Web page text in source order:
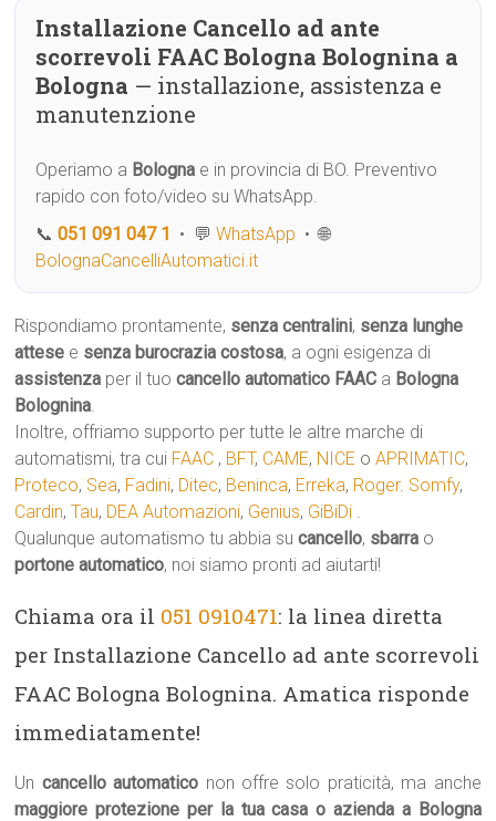
Installazione Cancello ad ante
scorrevoli FAAC Bologna Bolognina a
Bologna — installazione, assistenza e
manutenzione
Operiamo a Bologna e in provincia di BO. Preventivo
rapido con foto/video su WhatsApp.
📞051 091 047 1 • 💬WhatsApp • 🌐
BolognaCancelliAutomatici.it
Rispondiamo prontamente, senza centralini, senza lunghe
attese e senza burocrazia costosa, a ogni esigenza di
assistenza per il tuocancello automatico FAAC a Bologna
Bolognina.
Inoltre, offriamo supporto per tutte le altre marche di
automatismi, tra cui FAAC , BFT, CAME, NICE oAPRIMATIC,
Proteco, Sea, Fadini, Ditec, Beninca, Erreka, Roger. Somfy,
Cardin,Tau, DEA Automazioni, Genius, GiBiDi .
Qualunque automatismo tu abbia sucancello, sbarra o
portone automatico, noi siamo pronti ad aiutarti!
Chiama ora il 051 0910471: la linea diretta
per Installazione Cancello ad ante scorrevoli
FAAC Bologna Bolognina. Amatica risponde
immediatamente!
Un cancello automatico non offre solo praticità, ma anche
maggiore protezione per la tua casa o azienda a Bologna